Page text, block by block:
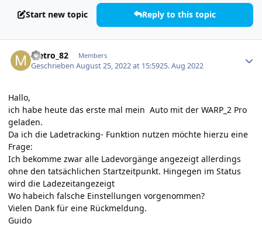
Start new topic Reply to this topic
Metro_82 Members
GeschriebenAugust 25, 2022 at 15:5925. Aug 2022
Hallo,
ich habe heute das erste mal mein Auto mit der WARP_2 Pro
geladen.
Da ich die Ladetracking- Funktion nutzen möchte hierzu eine
Frage:
Ich bekomme zwar alle Ladevorgänge angezeigt allerdings
ohne den tatsächlichen Startzeitpunkt. Hingegen im Status
wird die Ladezeitangezeigt
Wo habeich falsche Einstellungen vorgenommen?
Vielen Dank für eine Rückmeldung.
Guido